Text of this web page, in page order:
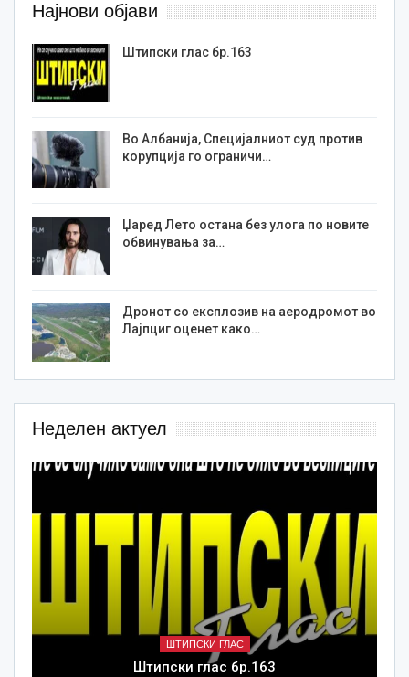
Најнови објави
Штипски глас бр.163
Во Албанија, Специјалниот суд против
корупција го ограничи…
Џаред Лето остана без улога по новите
обвинувања за…
Дронот со експлозив на аеродромот во
Лајпциг оценет како…
Неделен актуел
ШТИПСКИ ГЛАС
Штипски глас бр.163